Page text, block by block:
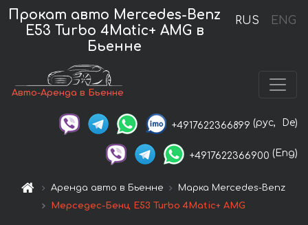
RUS ENG
Прокат авто Mercedes-Benz
E53 Turbo 4Matic+ AMG в
Бьенне
Авто-Аренда в Бьенне
+4917622366899 (рус, De)
+4917622366900 (Eng)
Аренда авто в Бьенне
Марка Mercedes-Benz
Мерседес-Бенц E53 Turbo 4Matic+ AMG